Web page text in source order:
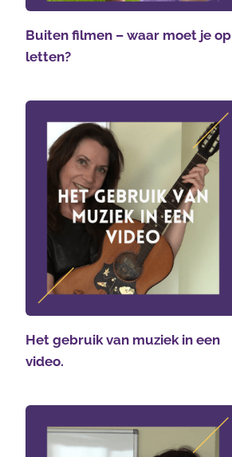
Buiten filmen – waar moet je op
letten?
Het gebruik van muziek in een
video.